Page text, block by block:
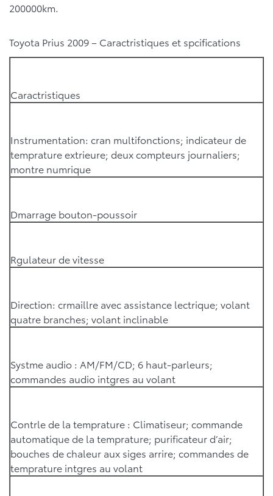
200000km.
Toyota Prius 2009 – Caractristiques et spcifications
Caractristiques
Instrumentation: cran multifonctions; indicateur de
temprature extrieure; deux compteurs journaliers;
montre numrique
Dmarrage bouton-poussoir
Rgulateur de vitesse
Direction: crmaillre avec assistance lectrique; volant
quatre branches; volant inclinable
Systme audio : AM/FM/CD; 6 haut-parleurs;
commandes audio intgres au volant
Contrle de la temprature : Climatiseur; commande
automatique de la temprature; purificateur d’air;
bouches de chaleur aux siges arrire; commandes de
temprature intgres au volant